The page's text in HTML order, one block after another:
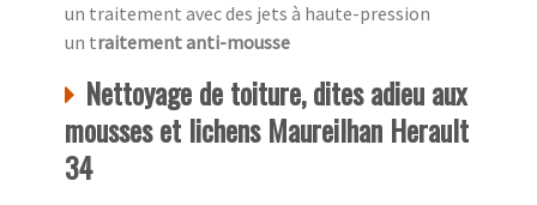
un traitement avec des jets à haute-pression
un traitement anti-mousse
Nettoyage de toiture, dites adieu aux
mousses et lichens Maureilhan Herault
34